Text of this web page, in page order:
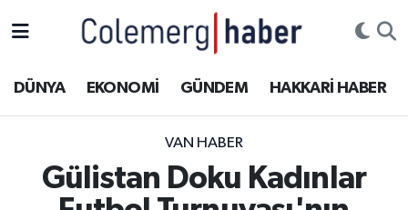
DÜNYA EKONOMİ GÜNDEM HAKKARİ HABER
VAN HABER
Gülistan Doku Kadınlar
ASAYİŞ
ÇOCUK
Hakkâri Hava Durumu
Hakkari Namaz Vakitleri